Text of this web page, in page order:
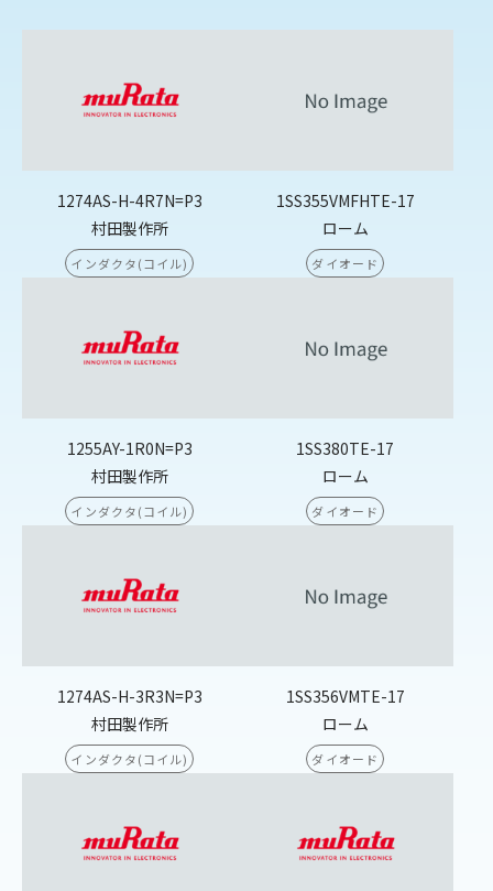
1274AS-H-4R7N=P3
村田製作所
インダクタ(コイル)
1SS355VMFHTE-17
ローム
ダイオード
1255AY-1R0N=P3
村田製作所
インダクタ(コイル)
1SS380TE-17
ローム
ダイオード
1274AS-H-3R3N=P3
村田製作所
インダクタ(コイル)
1SS356VMTE-17
ローム
ダイオード